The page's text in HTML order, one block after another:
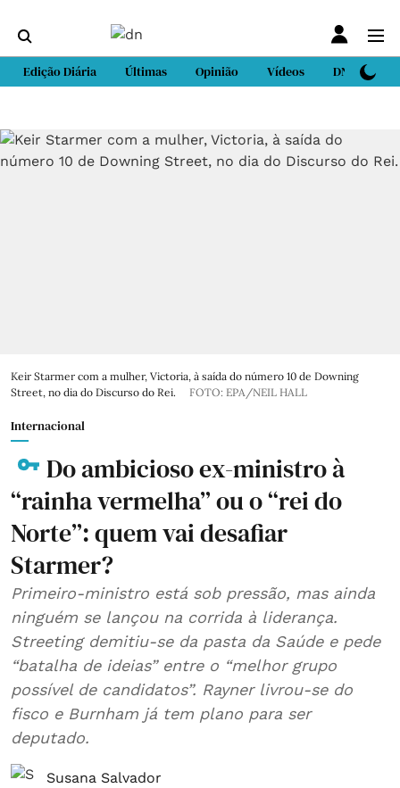
Edição Diária Últimas Opinião Vídeos DN Sport
Keir Starmer com a mulher, Victoria, à saída do número 10 de Downing
Street, no dia do Discurso do Rei.
FOTO: EPA/NEIL HALL
Internacional
Do ambicioso ex-ministro à
“rainha vermelha” ou o “rei do
Norte”: quem vai desafiar
Starmer?
Primeiro-ministro está sob pressão, mas ainda
ninguém se lançou na corrida à liderança.
Streeting demitiu-se da pasta da Saúde e pede
“batalha de ideias” entre o “melhor grupo
possível de candidatos”. Rayner livrou-se do
fisco e Burnham já tem plano para ser
deputado.
Susana Salvador